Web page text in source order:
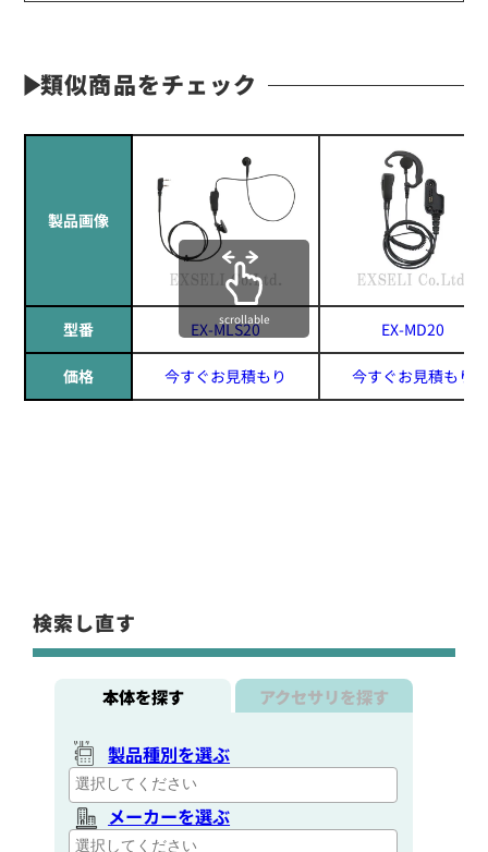
類似商品をチェック
製品画像
型番 EX-MLS20 EX-MD20
価格 今すぐお見積もり 今すぐお見積もり
scrollable
検索し直す
本体を探す アクセサリを探す
製品種別を選ぶ
メーカーを選ぶ